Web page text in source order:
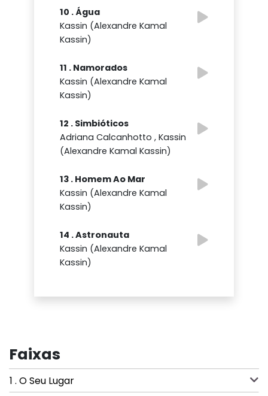
10 . Água
Kassin (Alexandre Kamal
Kassin)
11 . Namorados
Kassin (Alexandre Kamal
Kassin)
12 . Simbióticos
Adriana Calcanhotto , Kassin
(Alexandre Kamal Kassin)
13 . Homem Ao Mar
Kassin (Alexandre Kamal
Kassin)
14 . Astronauta
Kassin (Alexandre Kamal
Kassin)
Faixas
1 . O Seu Lugar